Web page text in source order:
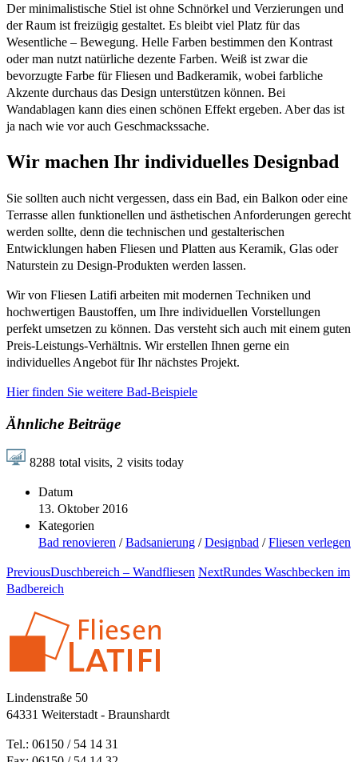
Der minimalistische Stiel ist ohne Schnörkel und Verzierungen und
der Raum ist freizügig gestaltet. Es bleibt viel Platz für das
Wesentliche – Bewegung. Helle Farben bestimmen den Kontrast
oder man nutzt natürliche dezente Farben. Weiß ist zwar die
bevorzugte Farbe für Fliesen und Badkeramik, wobei farbliche
Akzente durchaus das Design unterstützen können. Bei
Wandablagen kann dies einen schönen Effekt ergeben. Aber das ist
ja nach wie vor auch Geschmackssache.
Wir machen Ihr individuelles Designbad
Sie sollten auch nicht vergessen, dass ein Bad, ein Balkon oder eine
Terrasse allen funktionellen und ästhetischen Anforderungen gerecht
werden sollte, denn die technischen und gestalterischen
Entwicklungen haben Fliesen und Platten aus Keramik, Glas oder
Naturstein zu Design-Produkten werden lassen.
Wir von Fliesen Latifi arbeiten mit modernen Techniken und
hochwertigen Baustoffen, um Ihre individuellen Vorstellungen
perfekt umsetzen zu können. Das versteht sich auch mit einem guten
Preis-Leistungs-Verhältnis. Wir erstellen Ihnen gerne ein
individuelles Angebot für Ihr nächstes Projekt.
Hier finden Sie weitere Bad-Beispiele
Ähnliche Beiträge
8288 total visits, 2 visits today
Datum
13. Oktober 2016
Kategorien
Bad renovieren /Badsanierung /Designbad /Fliesen verlegen
PreviousDuschbereich – Wandfliesen NextRundes Waschbecken im
Badbereich
Lindenstraße 50
64331 Weiterstadt - Braunshardt
Tel.: 06150 / 54 14 31